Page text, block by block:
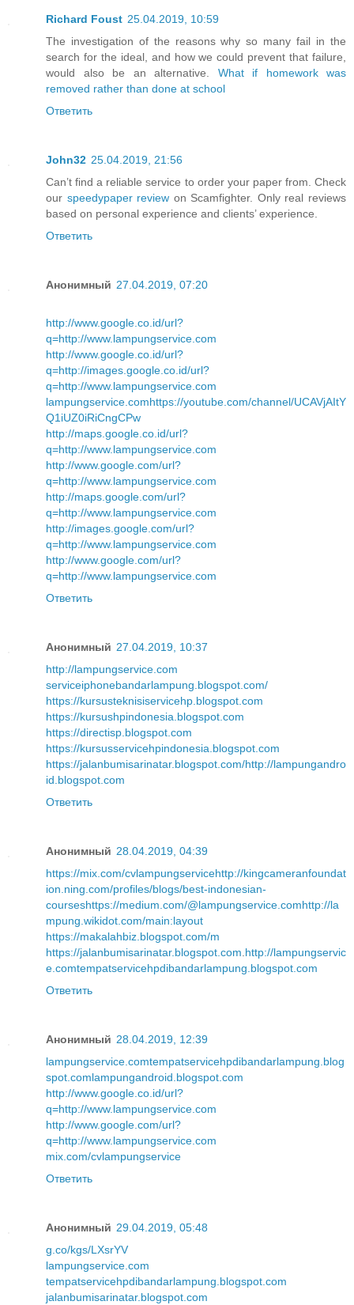
Richard Foust 25.04.2019, 10:59
The investigation of the reasons why so many fail in the
search for the ideal, and how we could prevent that failure,
would also be an alternative. What if homework was
removed rather than done at school
Ответить
John32 25.04.2019, 21:56
Can’t find a reliable service to order your paper from. Check
our speedypaper review on Scamfighter. Only real reviews
based on personal experience and clients’ experience.
Ответить
Анонимный 27.04.2019, 07:20
http://www.google.co.id/url?
q=http://www.lampungservice.com
http://www.google.co.id/url?
q=http://images.google.co.id/url?
q=http://www.lampungservice.com
lampungservice.comhttps://youtube.com/channel/UCAVjAItY
Q1iUZ0iRiCngCPw
http://maps.google.co.id/url?
q=http://www.lampungservice.com
http://www.google.com/url?
q=http://www.lampungservice.com
http://maps.google.com/url?
q=http://www.lampungservice.com
http://images.google.com/url?
q=http://www.lampungservice.com
http://www.google.com/url?
q=http://www.lampungservice.com
Ответить
Анонимный 27.04.2019, 10:37
http://lampungservice.com
serviceiphonebandarlampung.blogspot.com/
https://kursusteknisiservicehp.blogspot.com
https://kursushpindonesia.blogspot.com
https://directisp.blogspot.com
https://kursusservicehpindonesia.blogspot.com
https://jalanbumisarinatar.blogspot.com/http://lampungandro
id.blogspot.com
Ответить
Анонимный 28.04.2019, 04:39
https://mix.com/cvlampungservicehttp://kingcameranfoundat
ion.ning.com/profiles/blogs/best-indonesian-
courseshttps://medium.com/@lampungservice.comhttp://la
mpung.wikidot.com/main:layout
https://makalahbiz.blogspot.com/m
https://jalanbumisarinatar.blogspot.com.http://lampungservic
e.comtempatservicehpdibandarlampung.blogspot.com
Ответить
Анонимный 28.04.2019, 12:39
lampungservice.comtempatservicehpdibandarlampung.blog
spot.comlampungandroid.blogspot.com
http://www.google.co.id/url?
q=http://www.lampungservice.com
http://www.google.com/url?
q=http://www.lampungservice.com
mix.com/cvlampungservice
Ответить
Анонимный 29.04.2019, 05:48
g.co/kgs/LXsrYV
lampungservice.com
tempatservicehpdibandarlampung.blogspot.com
jalanbumisarinatar.blogspot.com